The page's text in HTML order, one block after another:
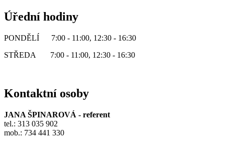
Úřední hodiny
PONDĚLÍ 7:00 - 11:00, 12:30 - 16:30
STŘEDA 7:00 - 11:00, 12:30 - 16:30
Kontaktní osoby
JANA ŠPINAROVÁ - referent
tel.: 313 035 902
mob.: 734 441 330